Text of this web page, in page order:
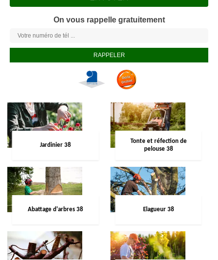
On vous rappelle gratuitement
Jardinier 38
Tonte et réfection de
pelouse 38
Abattage d'arbres 38 Elagueur 38